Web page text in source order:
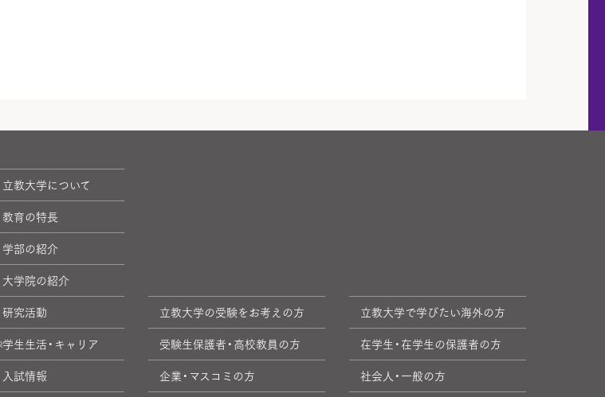
立教大学について
教育の特長
学部の紹介
大学院の紹介
研究活動
学生生活・キャリア
入試情報
立教大学の受験をお考えの方
立教大学で学びたい海外の方
受験生保護者・高校教員の方
在学生・在学生の保護者の方
企業・マスコミの方
社会人・一般の方